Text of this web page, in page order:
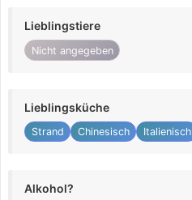
Lieblingstiere
Nicht angegeben
Lieblingsküche
Strand Chinesisch Italienisch
Alkohol?